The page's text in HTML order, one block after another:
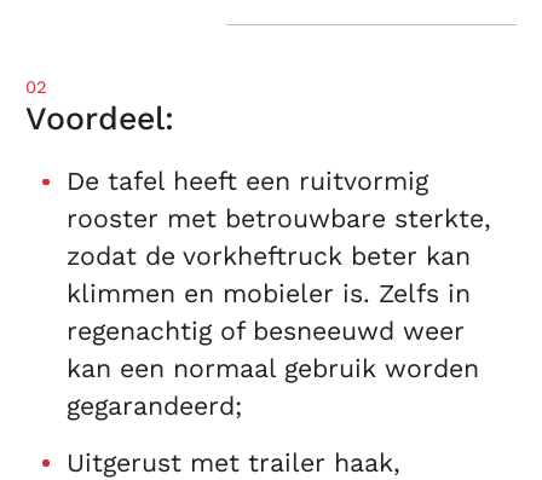
02
Voordeel:
De tafel heeft een ruitvormig
rooster met betrouwbare sterkte,
zodat de vorkheftruck beter kan
klimmen en mobieler is. Zelfs in
regenachtig of besneeuwd weer
kan een normaal gebruik worden
gegarandeerd;
Uitgerust met trailer haak,